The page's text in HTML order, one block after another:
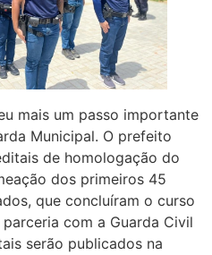
mais um passo importante
Municipal. O prefeito
de homologação do
dos primeiros 45
que concluíram o curso
com a Guarda Civil
serão publicados na